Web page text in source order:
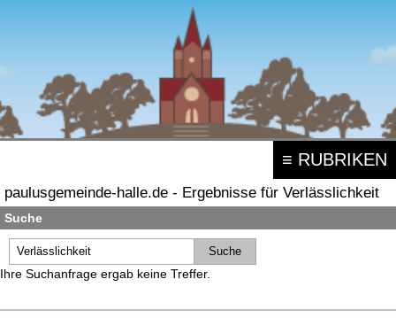
≡ RUBRIKEN
paulusgemeinde-halle.de - Ergebnisse für Verlässlichkeit
Suche
Ihre Suchanfrage ergab keine Treffer.